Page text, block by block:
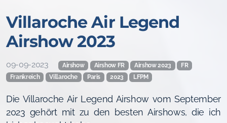
Villaroche Air Legend
Airshow 2023
09-09-2023 Airshow Airshow FR Airshow 2023
FR
Frankreich
Villaroche Paris 2023 LFPM
Die Villaroche Air Legend Airshow vom September
2023 gehört mit zu den besten Airshows, die ich